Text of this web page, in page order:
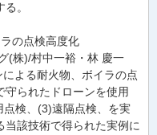
。
の点検高度化
(株)/村中一裕・林 慶一
よる耐火物、ボイラの点
られたドローンを使用
検、(3)遠隔点検、を実
該技術で得られた実例に